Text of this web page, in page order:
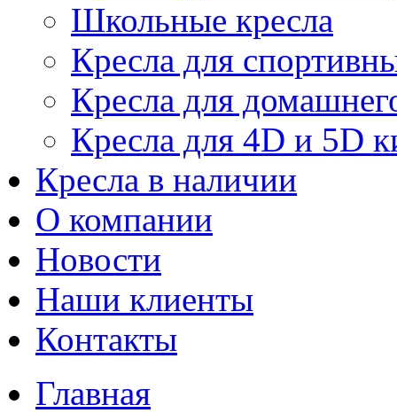
Школьные кресла
Кресла для
Кресла для
Кресла для 4D и 5D
Кресла в наличии
О компании
Новости
Наши клиенты
Контакты
Главная